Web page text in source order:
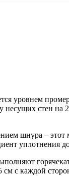
уровнем
стен на
шнура – этот
уплотнения
см с каждой